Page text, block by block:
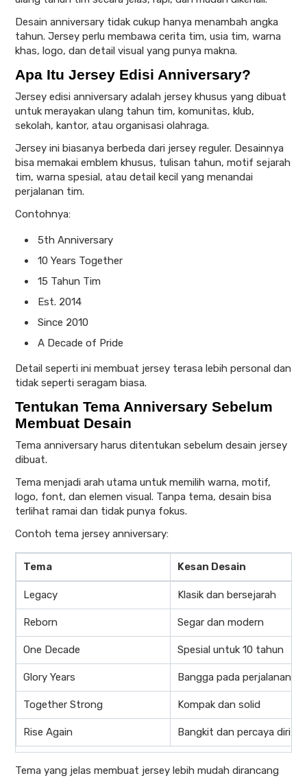
Desain anniversary tidak cukup hanya menambah angka
tahun. Jersey perlu membawa cerita tim, usia tim, warna
khas, logo, dan detail visual yang punya makna.
Apa Itu Jersey Edisi Anniversary?
Jersey edisi anniversary adalah jersey khusus yang dibuat
untuk merayakan ulang tahun tim, komunitas, klub,
sekolah, kantor, atau organisasi olahraga.
Jersey ini biasanya berbeda dari jersey reguler. Desainnya
bisa memakai emblem khusus, tulisan tahun, motif sejarah
tim, warna spesial, atau detail kecil yang menandai
perjalanan tim.
Contohnya:
5th Anniversary
10 Years Together
15 Tahun Tim
Est. 2014
Since 2010
A Decade of Pride
Detail seperti ini membuat jersey terasa lebih personal dan
tidak seperti seragam biasa.
Tentukan Tema Anniversary Sebelum
Membuat Desain
Tema anniversary harus ditentukan sebelum desain jersey
dibuat.
Tema menjadi arah utama untuk memilih warna, motif,
logo, font, dan elemen visual. Tanpa tema, desain bisa
terlihat ramai dan tidak punya fokus.
Contoh tema jersey anniversary:
Tema Kesan Desain
Legacy Klasik dan bersejarah
Reborn Segar dan modern
One Decade Spesial untuk 10 tahun
Glory Years Bangga pada perjalanan
Together Strong Kompak dan solid
Rise Again Bangkit dan percaya diri
Tema yang jelas membuat jersey lebih mudah dirancang